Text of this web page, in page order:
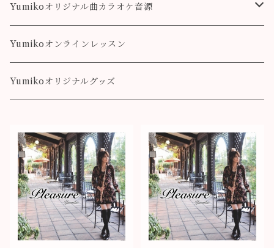
Destiny
colorful
Landscape
Fairy Song
Yumikoオリジナル曲カラオケ音源
Pleasure
Destiny
Yumikoオンラインレッスン
Yumikoオリジナルグッズ